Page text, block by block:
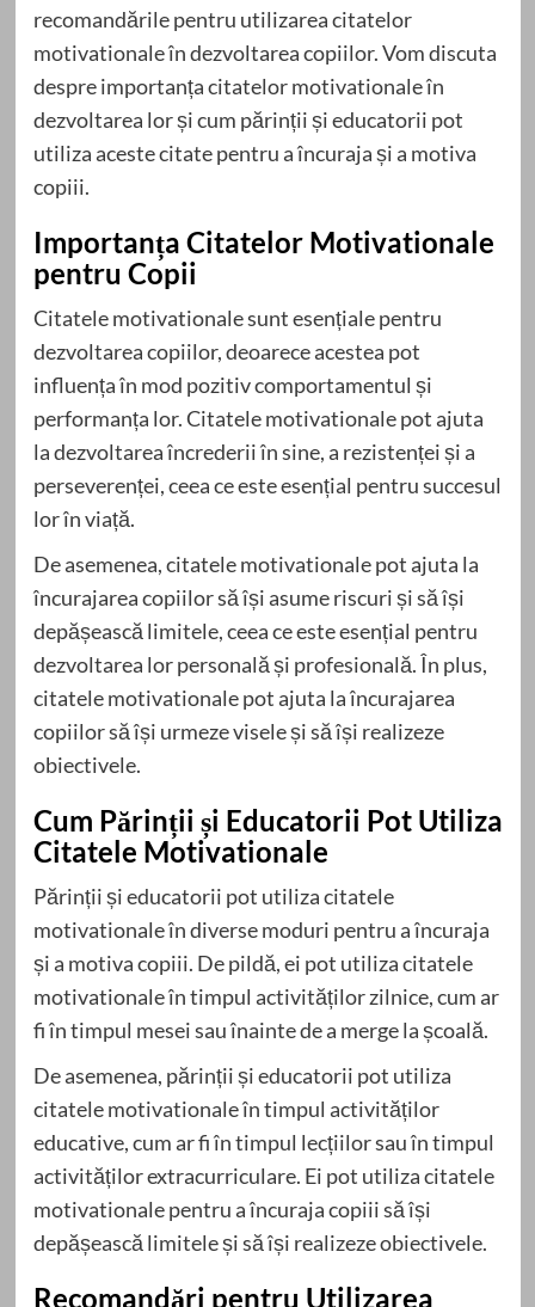
recomandările pentru utilizarea citatelor
motivationale în dezvoltarea copiilor. Vom discuta
despre importanța citatelor motivationale în
dezvoltarea lor și cum părinții și educatorii pot
utiliza aceste citate pentru a încuraja și a motiva
copiii.
Importanța Citatelor Motivationale
pentru Copii
Citatele motivationale sunt esențiale pentru
dezvoltarea copiilor, deoarece acestea pot
influența în mod pozitiv comportamentul și
performanța lor. Citatele motivationale pot ajuta
la dezvoltarea încrederii în sine, a rezistenței și a
perseverenței, ceea ce este esențial pentru succesul
lor în viață.
De asemenea, citatele motivationale pot ajuta la
încurajarea copiilor să își asume riscuri și să își
depășească limitele, ceea ce este esențial pentru
dezvoltarea lor personală și profesională. În plus,
citatele motivationale pot ajuta la încurajarea
copiilor să își urmeze visele și să își realizeze
obiectivele.
Cum Părinții și Educatorii Pot Utiliza
Citatele Motivationale
Părinții și educatorii pot utiliza citatele
motivationale în diverse moduri pentru a încuraja
și a motiva copiii. De pildă, ei pot utiliza citatele
motivationale în timpul activităților zilnice, cum ar
fi în timpul mesei sau înainte de a merge la școală.
De asemenea, părinții și educatorii pot utiliza
citatele motivationale în timpul activităților
educative, cum ar fi în timpul lecțiilor sau în timpul
activităților extracurriculare. Ei pot utiliza citatele
motivationale pentru a încuraja copiii să își
depășească limitele și să își realizeze obiectivele.
Recomandări pentru Utilizarea